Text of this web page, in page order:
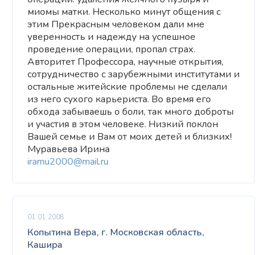
миомы матки. Несколько минут общения с
этим Прекрасным человеком дали мне
уверенность и надежду на успешное
проведение операции, пропал страх.
Авторитет Профессора, научные открытия,
сотрудничество с зарубежными институтами и
остальные житейские проблемы не сделали
из него сухого карьериста. Во время его
обхода забываешь о боли, так много доброты
и участия в этом человеке. Низкий поклон
Вашей семье и Вам от моих детей и близких!
Муравьева Ирина
iramu2000@mail.ru
01.01.2008
Копытина Вера, г. Московская область,
Кашира